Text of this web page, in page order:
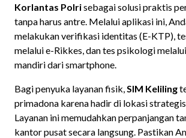
Korlantas Polrisebagai solusi praktis
tanpa harus antre. Melalui aplikasi ini,
melakukan verifikasi identitas (E-KTP),
melalui e-Rikkes, dan tes psikologi
mandiri dari smartphone.
Bagi penyuka layanan fisik, SIM Keliling
primadona karena hadir di lokasi
Layanan ini memudahkan perpanjangan
kantor pusat secara langsung. Pastikan